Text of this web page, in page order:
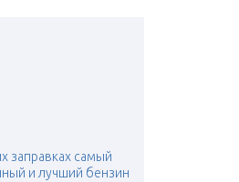
заправках самый
и лучший бензин